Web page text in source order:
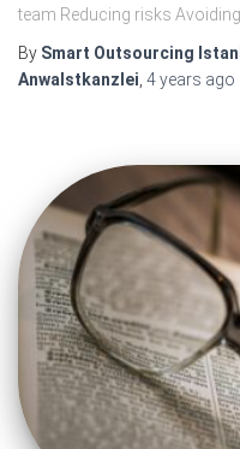
team Reducing risks
By Smart Outsourcing
Anwalstkanzlei 4 years ago